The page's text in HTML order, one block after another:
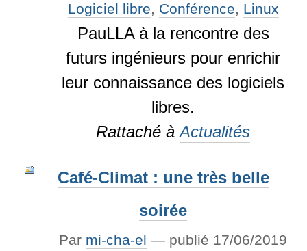
Logiciel libre, Conférence, Linux
PauLLA à la rencontre des
futurs ingénieurs pour enrichir
leur connaissance des logiciels
libres.
Rattaché à Actualités
Café-Climat : une très belle
soirée
Par mi-cha-el — publié 17/06/2019